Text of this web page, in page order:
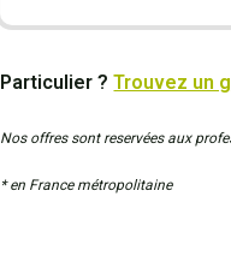
Particulier ?Trouvez un
Nos offres sont reservées aux
* en France métropolitaine